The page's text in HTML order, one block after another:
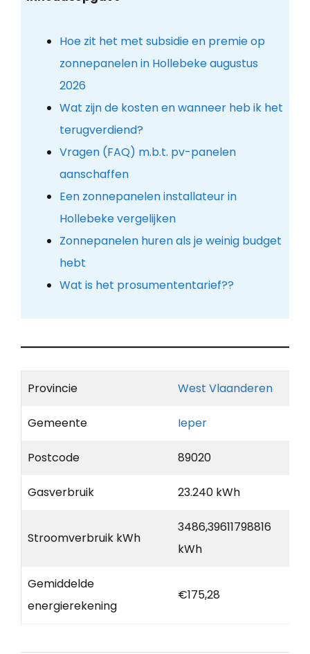
Hoe zit het met subsidie en premie op
zonnepanelen in Hollebeke augustus
2026
Wat zijn de kosten en wanneer heb ik het
terugverdiend?
Vragen (FAQ) m.b.t. pv-panelen
aanschaffen
Een zonnepanelen installateur in
Hollebeke vergelijken
Zonnepanelen huren als je weinig budget
hebt
Wat is het prosumententarief??
Provincie West Vlaanderen
Gemeente Ieper
Postcode 89020
Gasverbruik 23.240 kWh
Stroomverbruik kWh
3486,39611798816
kWh
Gemiddelde
energierekening
€175,28